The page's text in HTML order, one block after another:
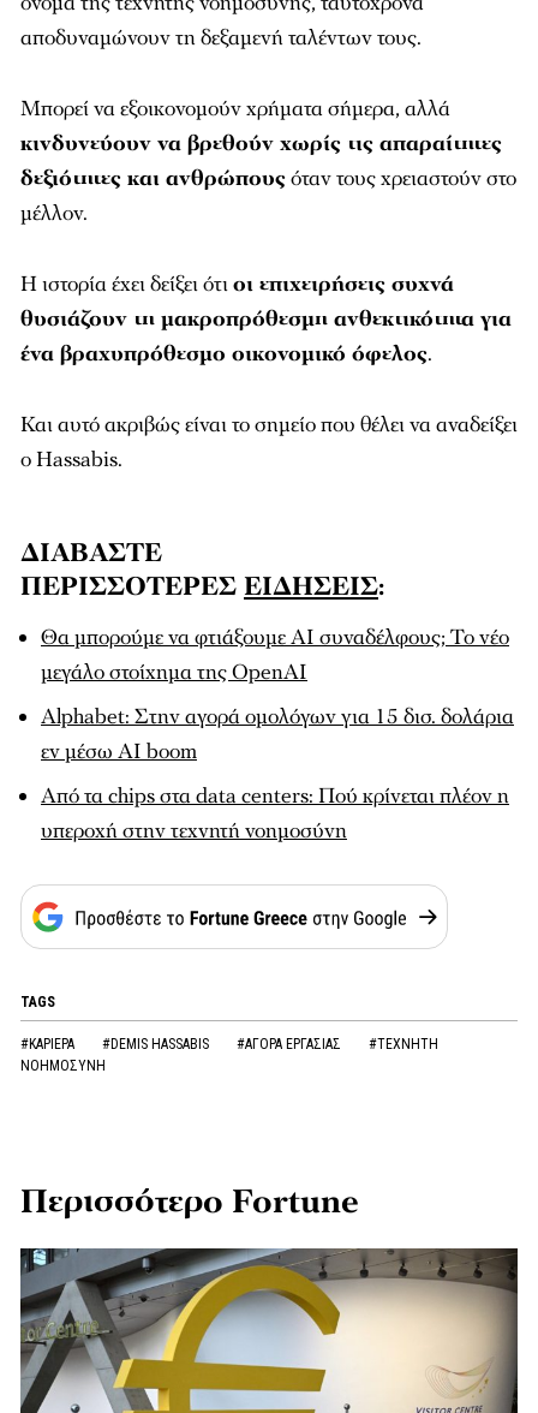
αποδυναμώνουν τη δεξαμενή ταλέντων τους.
Μπορεί να εξοικονομούν χρήματα σήμερα, αλλά
κινδυνεύουν να βρεθούν χωρίς τις απαραίτητες
δεξιότητες και ανθρώπουςόταν τους χρειαστούν στο
μέλλον.
Η ιστορία έχει δείξει ότιοι επιχειρήσεις συχνά
θυσιάζουν τη μακροπρόθεσμη ανθεκτικότητα για
ένα βραχυπρόθεσμο οικονομικό όφελος.
Και αυτό ακριβώς είναι το σημείο που θέλει να αναδείξει
ο Hassabis.
ΔΙΑΒΑΣΤΕ
ΠΕΡΙΣΣΟΤΕΡΕΣ ΕΙΔΗΣΕΙΣ:
Θα μπορούμε να φτιάξουμε AI συναδέλφους; Το νέο
μεγάλο στοίχημα της OpenAI
Alphabet: Στην αγορά ομολόγων για 15 δισ. δολάρια
εν μέσω AI boom
Από τα chips στα data centers: Πού κρίνεται πλέον η
υπεροχή στην τεχνητή νοημοσύνη
TAGS
#ΚΑΡΙΕΡΑ #DEMIS HASSABIS #ΑΓΟΡΑ ΕΡΓΑΣΙΑΣ
#ΤΕΧΝΗΤΗ
ΝΟΗΜΟΣΥΝΗ
Περισσότερο Fortune